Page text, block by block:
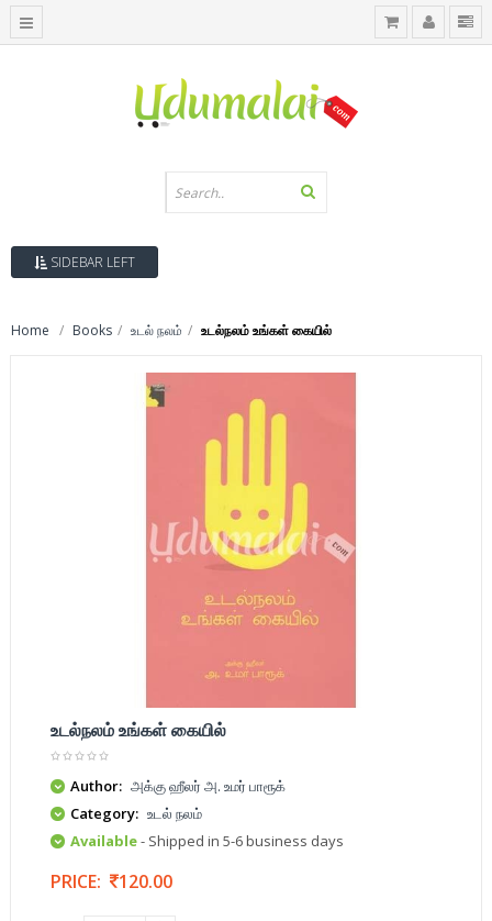
SIDEBAR LEFT
Home Books உடல் நலம் உடல்நலம் உங்கள் கையில்
உடல்நலம் உங்கள் கையில்
Author: அக்கு ஹீலர் அ. உமர் பாரூக்
Category: உடல் நலம்
Available- Shipped in 5-6 business days
PRICE: 120.00